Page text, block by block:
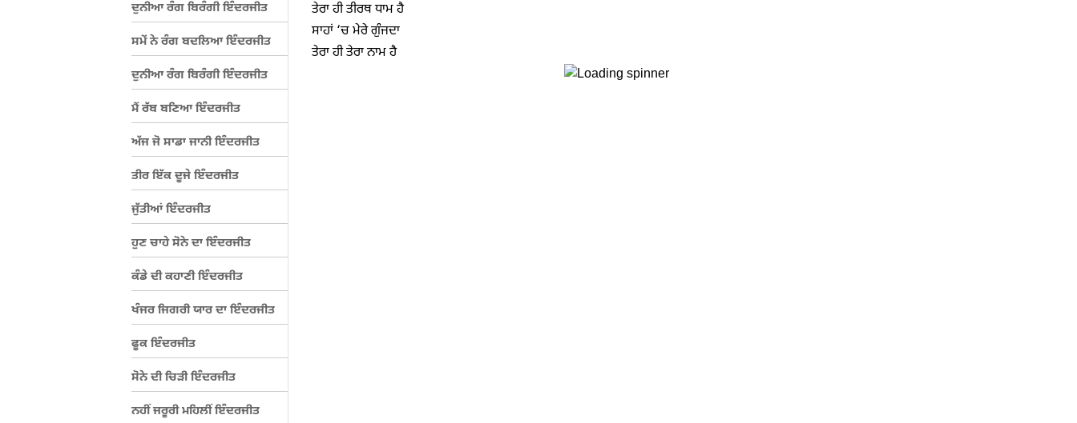
ਤੇਰਾ ਹੀ ਤੀਰਥ ਧਾਮ ਹੈ
ਸਾਹਾਂ ‘ਚ ਮੇਰੇ ਗੁੰਜਦਾ
ਤੇਰਾ ਹੀ ਤੇਰਾ ਨਾਮ ਹੈ
ਦੁਨੀਆ ਰੰਗ ਬਿਰੰਗੀ ਇੰਦਰਜੀਤ
ਸਮੇਂ ਨੇ ਰੰਗ ਬਦਲਿਆ ਇੰਦਰਜੀਤ
ਦੁਨੀਆ ਰੰਗ ਬਿਰੰਗੀ ਇੰਦਰਜੀਤ
ਮੈਂ ਰੱਬ ਬਣਿਆ ਇੰਦਰਜੀਤ
ਅੱਜ ਜੋ ਸਾਡਾ ਜਾਨੀ ਇੰਦਰਜੀਤ
ਤੀਰ ਇੱਕ ਦੂਜੇ ਇੰਦਰਜੀਤ
ਜੁੱਤੀਆਂ ਇੰਦਰਜੀਤ
ਹੁਣ ਚਾਹੇ ਸੋਨੇ ਦਾ ਇੰਦਰਜੀਤ
ਕੰਡੇ ਦੀ ਕਹਾਣੀ ਇੰਦਰਜੀਤ
ਖੰਜਰ ਜਿਗਰੀ ਯਾਰ ਦਾ ਇੰਦਰਜੀਤ
ਫੂਕ ਇੰਦਰਜੀਤ
ਸੋਨੇ ਦੀ ਚਿੜੀ ਇੰਦਰਜੀਤ
ਨਹੀਂ ਜਰੂਰੀ ਮਹਿਲੀਂ ਇੰਦਰਜੀਤ